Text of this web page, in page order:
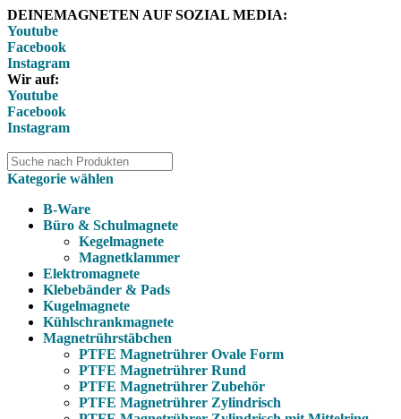
DEINEMAGNETEN AUF SOZIAL MEDIA:
Youtube
Facebook
Instagram
Wir auf:
Youtube
Facebook
Instagram
Kategorie wählen
B-Ware
Büro & Schulmagnete
Kegelmagnete
Magnetklammer
Elektromagnete
Klebebänder & Pads
Kugelmagnete
Kühlschrankmagnete
Magnetrührstäbchen
PTFE Magnetrührer Ovale Form
PTFE Magnetrührer Rund
PTFE Magnetrührer Zubehör
PTFE Magnetrührer Zylindrisch